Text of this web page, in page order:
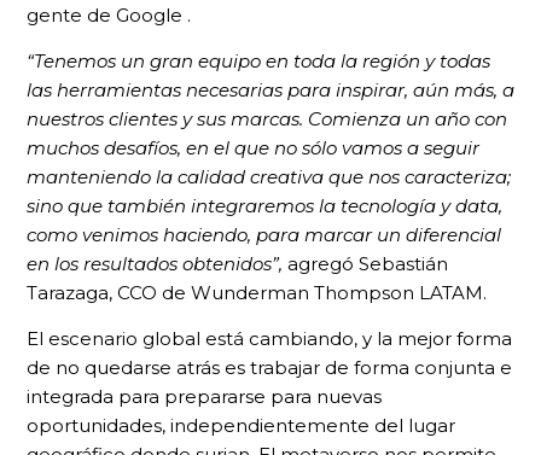
gente de Google .
“Tenemos un gran equipo en toda la región y todas
las herramientas necesarias para inspirar, aún más, a
nuestros clientes y sus marcas. Comienza un año con
muchos desafíos, en el que no sólo vamos a seguir
manteniendo la calidad creativa que nos caracteriza;
sino que también integraremos la tecnología y data,
como venimos haciendo, para marcar un diferencial
en los resultados obtenidos”, agregó Sebastián
Tarazaga, CCO de Wunderman Thompson LATAM.
El escenario global está cambiando, y la mejor forma
de no quedarse atrás es trabajar de forma conjunta e
integrada para prepararse para nuevas
oportunidades, independientemente del lugar